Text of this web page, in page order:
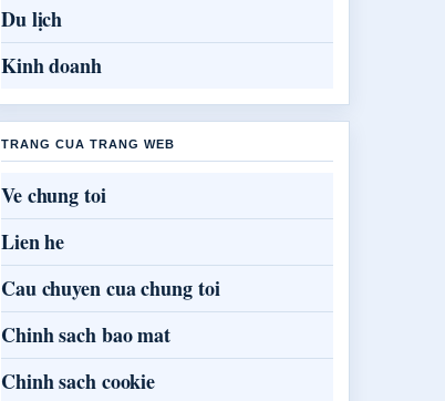
Du lịch
Kinh doanh
TRANG CUA TRANG WEB
Ve chung toi
Lien he
Cau chuyen cua chung toi
Chinh sach bao mat
Chinh sach cookie